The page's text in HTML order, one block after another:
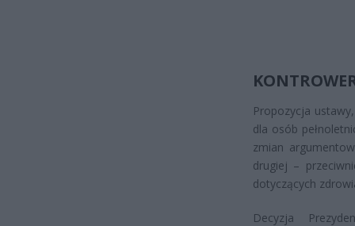
Propozycja
dla osób
zmian
drugiej –
dotyczących
Decyzja